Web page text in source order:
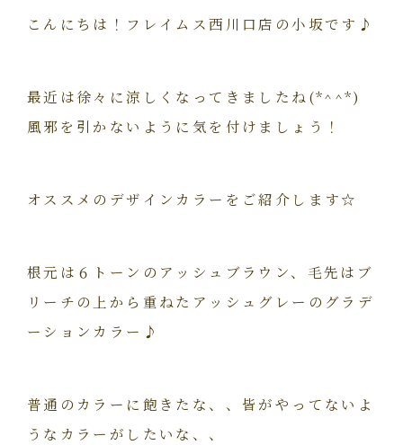
こんにちは！フレイムス西川口店の小坂です♪
最近は徐々に涼しくなってきましたね(*^^*)
風邪を引かないように気を付けましょう！
オススメのデザインカラーをご紹介します☆
根元は６トーンのアッシュブラウン、毛先はブ
リーチの上から重ねたアッシュグレーのグラデ
ーションカラー♪
普通のカラーに飽きたな、、皆がやってないよ
うなカラーがしたいな、、